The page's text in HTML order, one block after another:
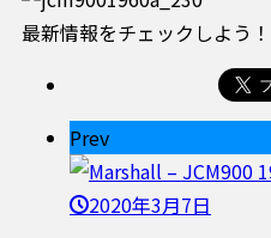
最新情報をチェックしよう！
Prev
2020年3月7日